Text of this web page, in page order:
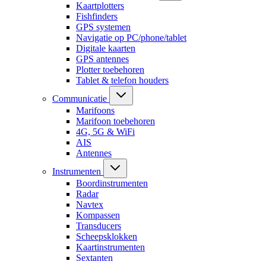
Kaartplotters
Fishfinders
GPS systemen
Navigatie op PC/phone/tablet
Digitale kaarten
GPS antennes
Plotter toebehoren
Tablet & telefon houders
Communicatie
Marifoons
Marifoon toebehoren
4G, 5G & WiFi
AIS
Antennes
Instrumenten
Boordinstrumenten
Radar
Navtex
Kompassen
Transducers
Scheepsklokken
Kaartinstrumenten
Sextanten